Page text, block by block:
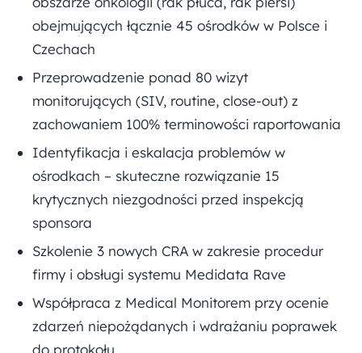
obejmujących łącznie 45 ośrodków w Polsce i
Czechach
Przeprowadzenie ponad 80 wizyt
monitorujących (SIV, routine, close-out) z
zachowaniem 100% terminowości raportowania
Identyfikacja i eskalacja problemów w
ośrodkach – skuteczne rozwiązanie 15
krytycznych niezgodności przed inspekcją
sponsora
Szkolenie 3 nowych CRA w zakresie procedur
firmy i obsługi systemu Medidata Rave
Współpraca z Medical Monitorem przy ocenie
zdarzeń niepożądanych i wdrażaniu poprawek
do protokołu